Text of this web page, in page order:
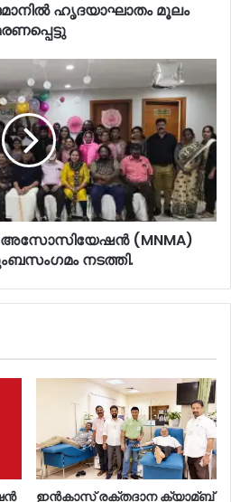
ഹൃദയാഘാതം മൂലം
അസോസിയേഷൻ (MNMA)
നടത്തി.
ഇൻകാസ് രക്തദാന ക്യാമ്ബ്